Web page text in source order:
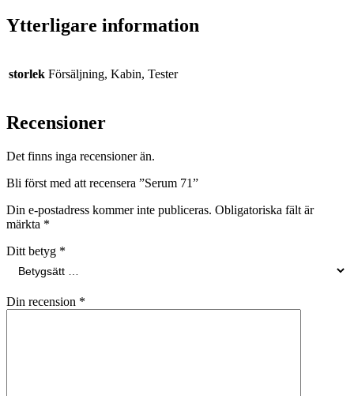
Ytterligare information
storlek Försäljning, Kabin, Tester
Recensioner
Det finns inga recensioner än.
Bli först med att recensera ”Serum 71”
Din e-postadress kommer inte publiceras. Obligatoriska fält är
märkta *
Ditt betyg *
Din recension *